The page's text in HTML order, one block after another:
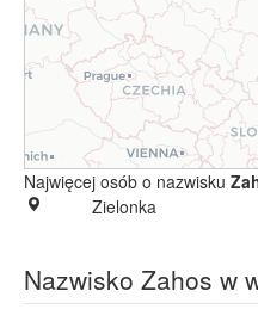
Najwięcej osób o nazwisku
Zielonka
Nazwisko Zahos w